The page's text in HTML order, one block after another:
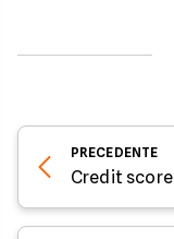
PRECEDENTE
Credit score